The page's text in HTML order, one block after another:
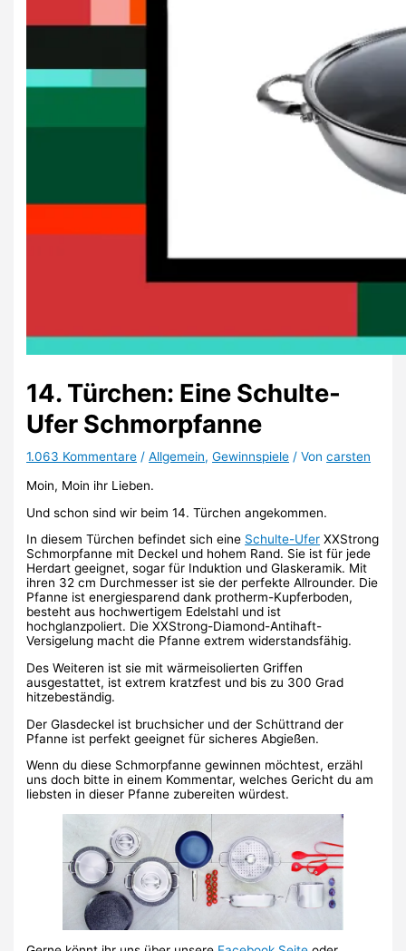
14. Türchen: Eine Schulte-
Ufer Schmorpfanne
1.063 Kommentare /Allgemein,Gewinnspiele / Voncarsten
Moin, Moin ihr Lieben.
Und schon sind wir beim 14. Türchen angekommen.
In diesem Türchen befindet sich eine Schulte-Ufer XXStrong
Schmorpfanne mit Deckel und hohem Rand. Sie ist für jede
Herdart geeignet, sogar für Induktion und Glaskeramik. Mit
ihren 32 cm Durchmesser ist sie der perfekte Allrounder. Die
Pfanne ist energiesparend dank protherm-Kupferboden,
besteht aus hochwertigem Edelstahl und ist
hochglanzpoliert. Die XXStrong-Diamond-Antihaft-
Versigelung macht die Pfanne extrem widerstandsfähig.
Des Weiteren ist sie mit wärmeisolierten Griffen
ausgestattet, ist extrem kratzfest und bis zu 300 Grad
hitzebeständig.
Der Glasdeckel ist bruchsicher und der Schüttrand der
Pfanne ist perfekt geeignet für sicheres Abgießen.
Wenn du diese Schmorpfanne gewinnen möchtest, erzähl
uns doch bitte in einem Kommentar, welches Gericht du am
liebsten in dieser Pfanne zubereiten würdest.